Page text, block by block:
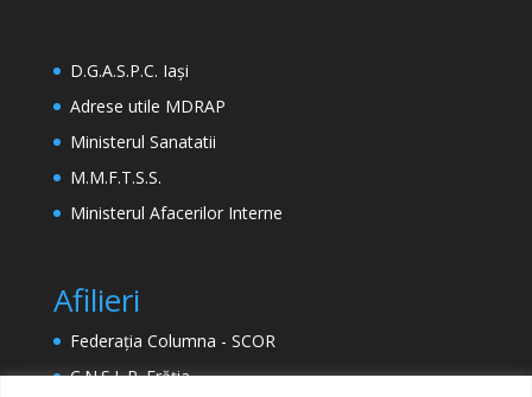
D.G.A.S.P.C. Iași
Adrese utile MDRAP
Ministerul Sanatatii
M.M.F.T.S.S.
Ministerul Afacerilor Interne
Afilieri
Federația Columna - SCOR
C.N.S.L.R. Frăția